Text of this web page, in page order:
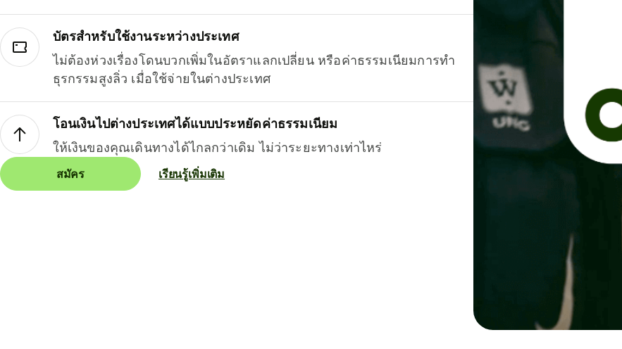
บัตรสำหรับใช้งานระหว่างประเทศ
ไม่ต้องห่วงเรื่องโดนบวกเพิ่มในอัตราแลกเปลี่ยน หรือค่าธรรมเนียมการทำ
ธุรกรรมสูงลิ่ว เมื่อใช้จ่ายในต่างประเทศ
โอนเงินไปต่างประเทศได้แบบประหยัดค่าธรรมเนียม
ให้เงินของคุณเดินทางได้ไกลกว่าเดิม ไม่ว่าระยะทางเท่าไหร่
สมัคร เรียนรู้เพิ่มเติม